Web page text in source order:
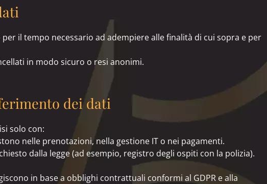
il tempo necessario ad adempiere alle finalità di cui sopra e per
in modo sicuro o resi anonimi.
dei dati
solo con:
nelle prenotazioni, nella gestione IT o nei pagamenti.
dalla legge (ad esempio, registro degli ospiti con la polizia).
in base a obblighi contrattuali conformi al GDPR e alla